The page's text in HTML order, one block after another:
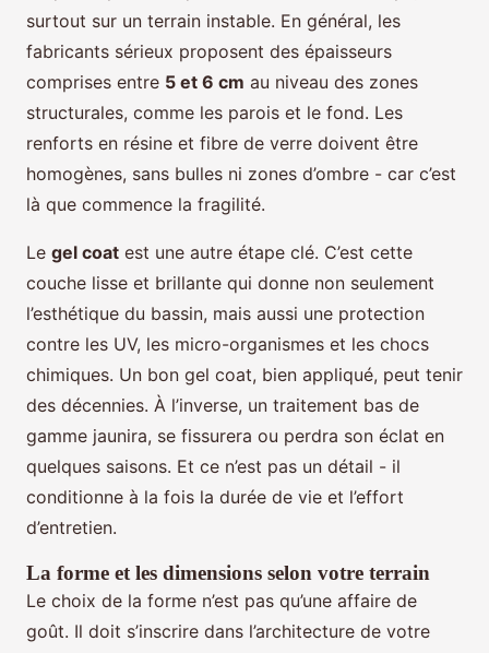
surtout sur un terrain instable. En général, les
fabricants sérieux proposent des épaisseurs
comprises entre 5 et 6 cm au niveau des zones
structurales, comme les parois et le fond. Les
renforts en résine et fibre de verre doivent être
homogènes, sans bulles ni zones d’ombre - car c’est
là que commence la fragilité.
Le gel coat est une autre étape clé. C’est cette
couche lisse et brillante qui donne non seulement
l’esthétique du bassin, mais aussi une protection
contre les UV, les micro-organismes et les chocs
chimiques. Un bon gel coat, bien appliqué, peut tenir
des décennies. À l’inverse, un traitement bas de
gamme jaunira, se fissurera ou perdra son éclat en
quelques saisons. Et ce n’est pas un détail - il
conditionne à la fois la durée de vie et l’effort
d’entretien.
La forme et les dimensions selon votre terrain
Le choix de la forme n’est pas qu’une affaire de
goût. Il doit s’inscrire dans l’architecture de votre